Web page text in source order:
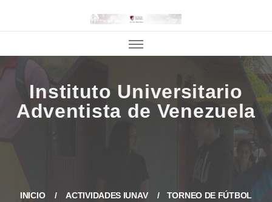
INICIO ACTIVIDADES IUNAV TORNEO DE FÚTBOL